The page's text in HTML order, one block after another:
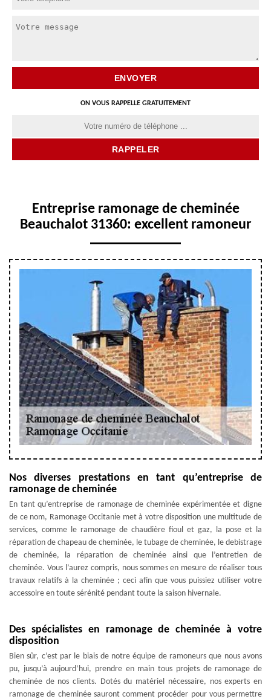
ON VOUS RAPPELLE GRATUITEMENT
Entreprise ramonage de cheminée
Beauchalot 31360: excellent ramoneur
Nos diverses prestations en tant qu’entreprise de
ramonage de cheminée
En tant qu’entreprise de ramonage de cheminée expérimentée et digne
de ce nom, Ramonage Occitanie met à votre disposition une multitude de
services, comme le ramonage de chaudière fioul et gaz, la pose et la
réparation de chapeau de cheminée, le tubage de cheminée, le debistrage
de cheminée, la réparation de cheminée ainsi que l’entretien de
cheminée. Vous l’aurez compris, nous sommes en mesure de réaliser tous
travaux relatifs à la cheminée ; ceci afin que vous puissiez utiliser votre
accessoire en toute sérénité pendant toute la saison hivernale.
Des spécialistes en ramonage de cheminée à votre
disposition
Bien sûr, c’est par le biais de notre équipe de ramoneurs que nous avons
pu, jusqu’à aujourd’hui, prendre en main tous projets de ramonage de
cheminée de nos clients. Dotés du matériel nécessaire, nos experts en
ramonage de cheminée sauront comment procéder pour vous permettre